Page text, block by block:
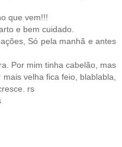
que vem!!!
e bem cuidado.
Só pela manhã e antes
Por mim tinha cabelão, mas
velha fica feio, blablabla,
rs